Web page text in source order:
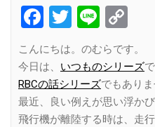
Facebook
Twitter
Line
Link
こんにちは。のむらです。
今日は、 いつものシリーズ
RBCの話シリーズでもありま
最近、良い例えが思い浮かび
飛行機が離陸する時は、走